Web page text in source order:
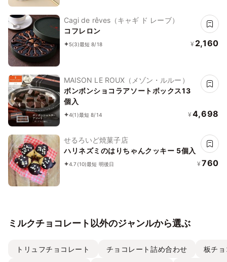
Cagi de rêves（キャギ ド レーブ）
コフレロン
5(3)最短 8/18 ¥ 2,160
MAISON LE ROUX（メゾン・ルルー）
ボンボンショコラアソートボックス13
個入
4(1)最短 8/14 ¥ 4,698
せるろいど焼菓子店
ハリネズミのはりちゃんクッキー 5個入
4.7 (10)最短 明後日 ¥ 760
ミルクチョコレート以外のジャンルから選ぶ
トリュフチョコレート チョコレート詰め合わせ 板チ